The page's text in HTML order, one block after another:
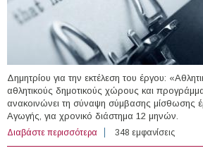
Δημητρίου για την εκτέλεση του έργου:
αθλητικούς δημοτικούς χώρους και
ανακοινώνει τη σύναψη σύμβασης μίσθωσης
Αγωγής, για χρονικό διάστημα 12 μηνών.
Διαβάστε περισσότερα για 7 Γυμναστές με
Δήμο Αγίου Δημητρίου
348 εμφανίσεις